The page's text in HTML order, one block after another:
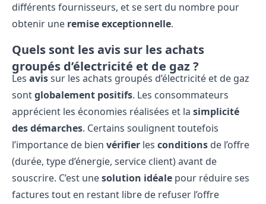
différents fournisseurs, et se sert du nombre pour
obtenir une remise exceptionnelle.
Quels sont les avis sur les achats
groupés d’électricité et de gaz ?
Les avissur les achats groupés d’électricité et de gaz
sontglobalement positifs. Les consommateurs
apprécient les économies réalisées et la simplicité
des démarches. Certains soulignent toutefois
l’importance de bien vérifier les conditions de l’offre
(durée, type d’énergie, service client) avant de
souscrire. C’est unesolution idéale pour réduire ses
factures tout en restant libre de refuser l’offre